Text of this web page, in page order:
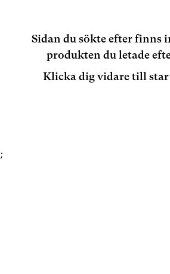
Sidan du sökte efter finns
produkten du letade
Klicka dig vidare till
;